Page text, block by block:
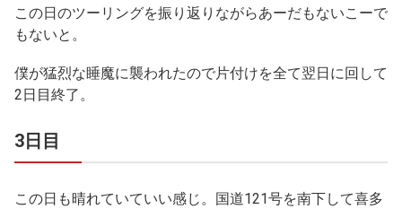
この日のツーリングを振り返りながらあーだもないこーで
もないと。
僕が猛烈な睡魔に襲われたので片付けを全て翌日に回して
2日目終了。
3日目
この日も晴れていていい感じ。国道121号を南下して喜多